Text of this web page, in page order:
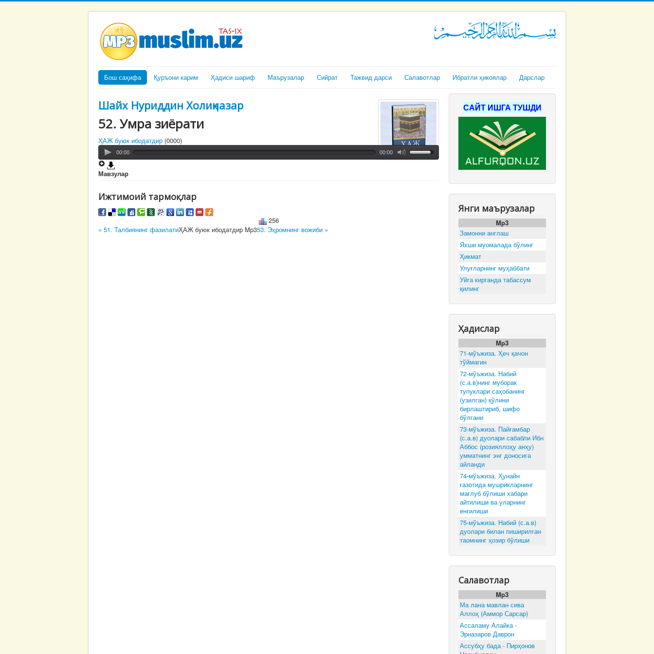
Бош саҳифа Қуръони карим Ҳадиси шариф Маърузалар Сийрат Тажвид дарси Салавотлар Ибратли ҳикоялар Дарслар
Шайх Нуриддин Холиқназар
52. Умра зиёрати
ҲАЖ буюк ибодатдир (0000)
00:00 00:00
Мавзулар
Ижтимоий тармоқлар
256
« 51. Талбиянинг фазилатиҲАЖ буюк ибодатдир Mp353. Эҳромнинг вожиби »
САЙТ ИШГА ТУШДИ
Янги маърузалар
Mp3
Замонни англаш
Яхши муомалада бўлинг
Ҳикмат
Улуғларнинг муҳаббати
Уйга кирганда табассум
қилинг
Ҳадислар
Mp3
71-мўъжиза. Ҳеч қачон
тўймагин
72-мўъжиза. Набий
(с.а.в)нинг муборак
тупуклари саҳобанинг
(узилган) қўлини
бирлаштириб, шифо
бўлгани
73-мўъжиза. Пайғамбар
(с.а.в) дуолари сабабли Ибн
Аббос (розияллоҳу анҳу)
умматнинг энг доносига
айланди
74-мўъжиза. Ҳунайн
ғазотида мушрикларнинг
мағлуб бўлиши хабари
айтилиши ва уларнинг
енгилиши
75-мўъжиза. Набий (с.а.в)
дуолари билан пиширилган
таомнинг ҳозир бўлиши
Салавотлар
Mp3
Ма лана мавлан сива
Аллоҳ (Аммор Сарсар)
Ассаламу Алайка -
Эрназаров Даврон
Ассубҳу бада - Пирҳонов